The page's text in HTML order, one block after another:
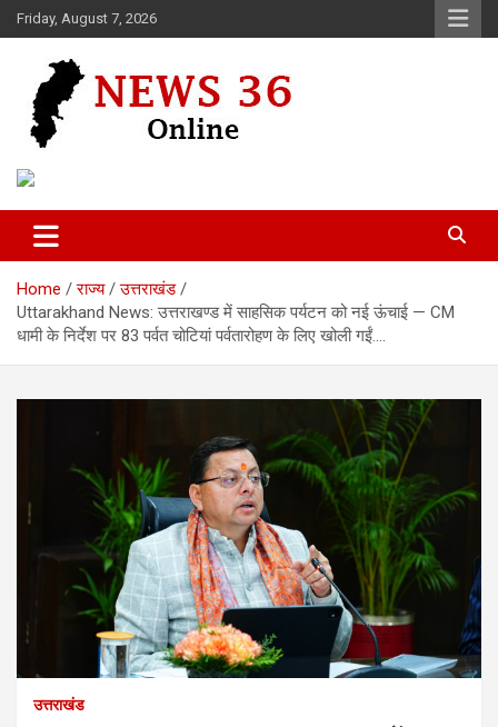
Skip
to
Friday, August 7, 2026
News 36
Home राज्य
उत्तराखंड
Uttarakhand News: उत्तराखण्ड में साहसिक पर्यटन को नई ऊंचाई — CM
धामी के निर्देश पर 83 पर्वत चोटियां पर्वतारोहण के लिए खोली गईं….
उत्तराखंड